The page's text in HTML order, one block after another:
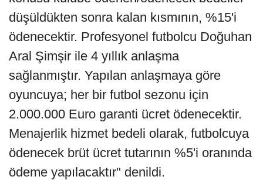
düşüldükten sonra kalan kısmının, %15'i
ödenecektir. Profesyonel futbolcu Doğuhan
Aral Şimşir ile 4 yıllık anlaşma
sağlanmıştır. Yapılan anlaşmaya göre
oyuncuya; her bir futbol sezonu için
2.000.000 Euro garanti ücret ödenecektir.
Menajerlik hizmet bedeli olarak, futbolcuya
ödenecek brüt ücret tutarının %5'i oranında
ödeme yapılacaktır" denildi.